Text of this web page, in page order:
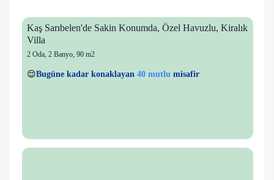
Kaş Sarıbelen'de Sakin Konumda, Özel Havuzlu, Kiralık
Villa
2 Oda, 2 Banyo, 90 m2
👀Son 1 saatte41 kişigörüntüledi